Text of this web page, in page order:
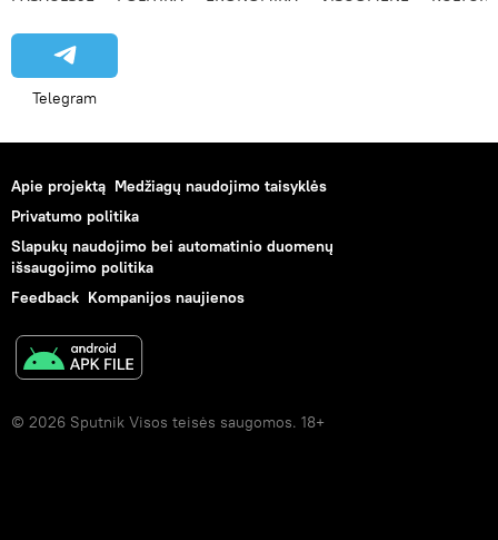
Telegram
Apie projektą Medžiagų naudojimo taisyklės
Privatumo politika
Slapukų naudojimo bei automatinio duomenų
išsaugojimo politika
Feedback Kompanijos naujienos
© 2026 Sputnik Visos teisės saugomos. 18+